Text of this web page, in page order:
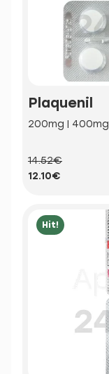
Plaquenil
200mg | 400mg
14.52€
12.10€
Hit!